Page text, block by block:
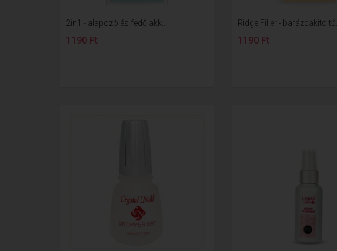
2in1 - alapozó és fedőlakk...
1190 Ft
Ridge Filler - barázdakitöltő...
1190 Ft